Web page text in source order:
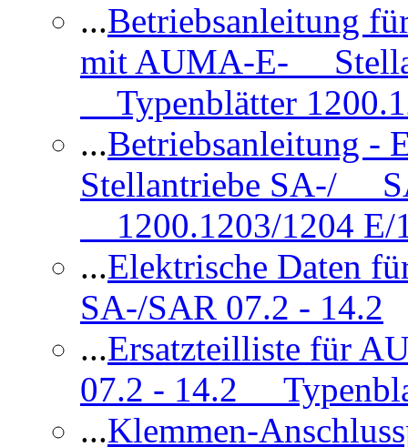
...Betriebsanleitung
mit AUMA-E-
Typenblätter
...Betriebsanleitung
Stellantriebe SA-/
1200.1203/1204 E/
...Elektrische Daten
SA-/SAR 07.2 - 14.2
...Ersatzteilliste für
07.2 - 14.2
...Klemmen-